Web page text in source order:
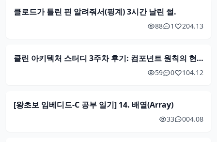
클로드가 틀린 핀 알려줘서(핑계) 3시간 날린 썰.
88 1 204.13
클린 아키텍처 스터디 3주차 후기: 컴포넌트 원칙의 현대적 재해석
59 0 104.12
[왕초보 임베디드-C 공부 일기] 14. 배열(Array)
33 004.08